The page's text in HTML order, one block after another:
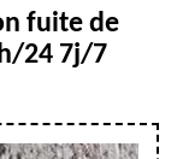
fuite de
24 7j/7